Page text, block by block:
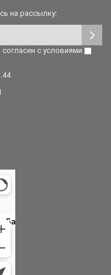
на рассылку:
согласен с условиями